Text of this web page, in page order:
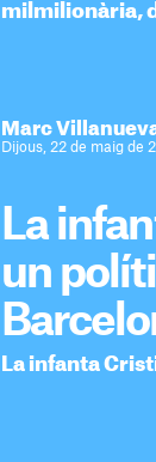
milmilionària,
Marc
Dijous, 22 de maig de
La
un
La infanta